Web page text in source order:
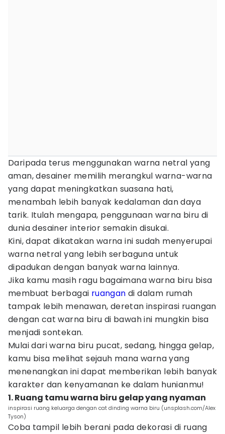
Daripada terus menggunakan warna netral yang
aman, desainer memilih merangkul warna-warna
yang dapat meningkatkan suasana hati,
menambah lebih banyak kedalaman dan daya
tarik. Itulah mengapa, penggunaan warna biru di
dunia desainer interior semakin disukai.
Kini, dapat dikatakan warna ini sudah menyerupai
warna netral yang lebih serbaguna untuk
dipadukan dengan banyak warna lainnya.
Jika kamu masih ragu bagaimana warna biru bisa
membuat berbagai ruangan di dalam rumah
tampak lebih menawan, deretan inspirasi ruangan
dengan cat warna biru di bawah ini mungkin bisa
menjadi sontekan.
Mulai dari warna biru pucat, sedang, hingga gelap,
kamu bisa melihat sejauh mana warna yang
menenangkan ini dapat memberikan lebih banyak
karakter dan kenyamanan ke dalam hunianmu!
1. Ruang tamu warna biru gelap yang nyaman
inspirasi ruang keluarga dengan cat dinding warna biru (unsplash.com/Alex
Tyson)
Coba tampil lebih berani pada dekorasi di ruang